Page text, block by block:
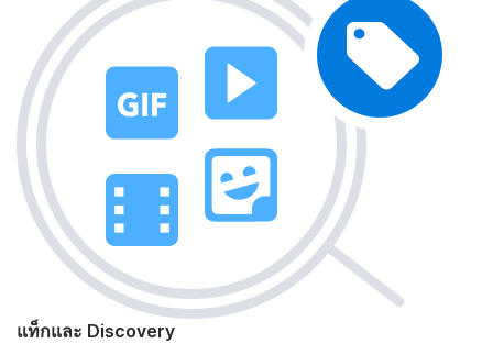
แท็กและ Discovery